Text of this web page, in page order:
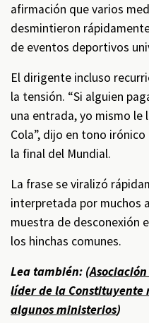
afirmación que varios
desmintieron
de eventos deportivos
El dirigente incluso
la tensión. “Si alguien
una entrada, yo mismo le
Cola”, dijo en tono
la final del Mundial.
La frase se viralizó
interpretada por muchos
muestra de desconexión
los hinchas comunes.
Lea también: (
líder de la Constituyente
algunos ministerios)